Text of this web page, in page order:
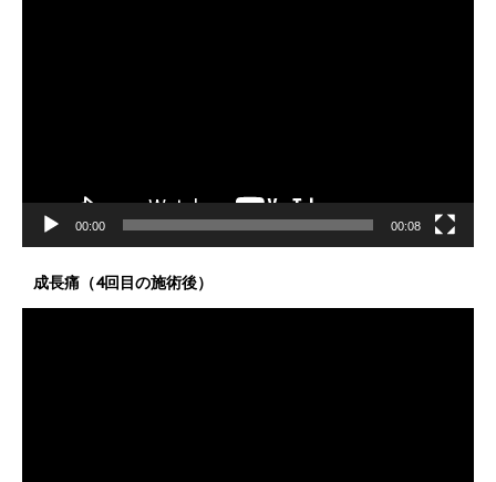
00:00 00:08
成長痛（4回目の施術後）